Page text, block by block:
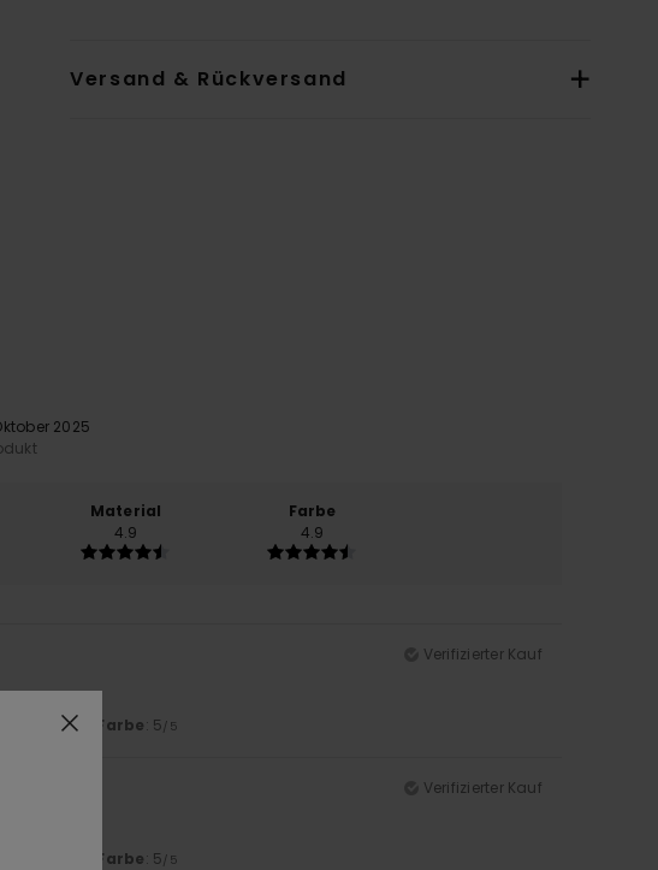
Versand & Rückversand
2025
Material
4.9
Farbe
4.9
Verifizierter Kauf
: 5/5 Farbe: 5/5
Verifizierter Kauf
Farbe: 5/5